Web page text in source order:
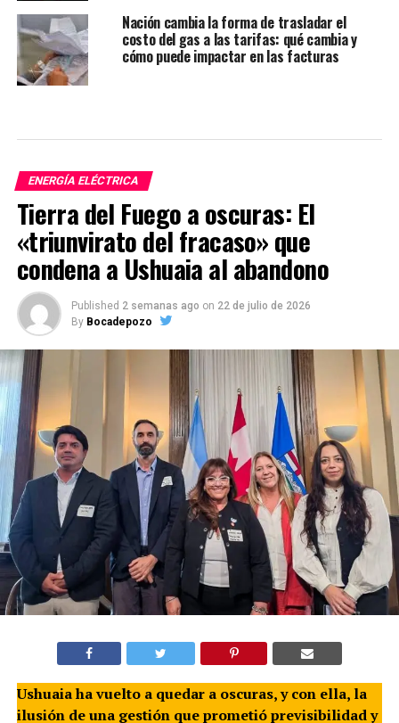
Nación cambia la forma de trasladar el
costo del gas a las tarifas: qué cambia y
cómo puede impactar en las facturas
ENERGÍA ELÉCTRICA
Tierra del Fuego a oscuras: El
«triunvirato del fracaso» que
condena a Ushuaia al abandono
Published 2 semanas ago on 22 de julio de 2026
By Bocadepozo
Ushuaia ha vuelto a quedar a oscuras, y con ella, la
ilusión de una gestión que prometió previsibilidad y